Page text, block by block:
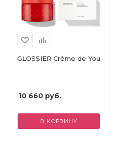
GLOSSIER Crème de You
10 660 руб.
В КОРЗИНУ